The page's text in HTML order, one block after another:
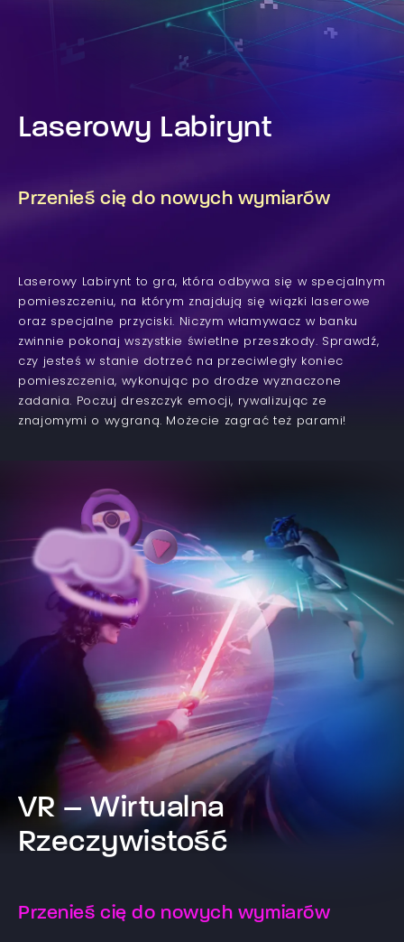
Laserowy Labirynt
Przenieś cię do nowych wymiarów
Laserowy Labirynt to gra, która odbywa się w specjalnym
pomieszczeniu, na którym znajdują się wiązki laserowe
oraz specjalne przyciski. Niczym włamywacz w banku
zwinnie pokonaj wszystkie świetlne przeszkody. Sprawdź,
czy jesteś w stanie dotrzeć na przeciwległy koniec
pomieszczenia, wykonując po drodze wyznaczone
zadania. Poczuj dreszczyk emocji, rywalizując ze
znajomymi o wygraną. Możecie zagrać też parami!
VR – Wirtualna
Rzeczywistość
Przenieś cię do nowych wymiarów